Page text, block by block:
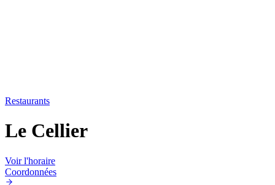
Restaurants
Le Cellier
Voir l'horaire
Coordonnées